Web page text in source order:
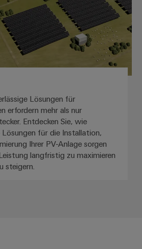
Lösungen für
erfordern mehr als nur
Entdecken Sie, wie
für die Installation,
Ihrer PV-Anlage sorgen
langfristig zu maximieren
steigern.